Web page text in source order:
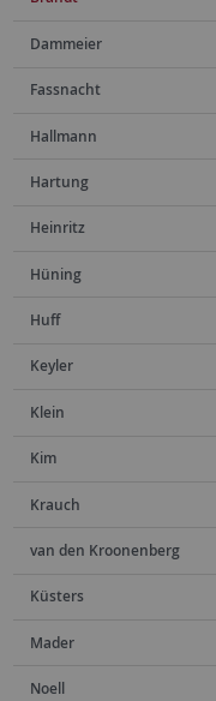
Dammeier
Fassnacht
Hallmann
Hartung
Heinritz
Hüning
Huff
Keyler
Klein
Kim
Krauch
van den Kroonenberg
Küsters
Mader
Noell